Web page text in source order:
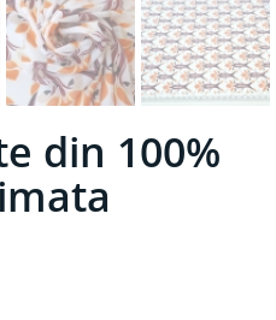
din 100%